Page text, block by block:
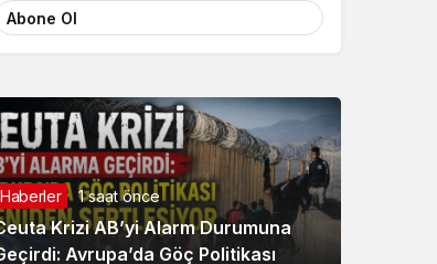
Abone Ol
Haberler 1 saat önce
Krizi AB’yi Alarm Durumuna
Avrupa’da Göç Politikası